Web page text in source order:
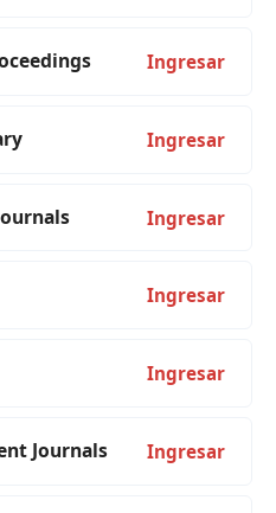
Ingresar
Ingresar
Ingresar
Ingresar
Ingresar
Journals Ingresar